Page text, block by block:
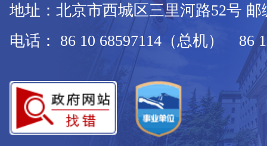
地址：北京市西城区三里河路52号 邮
电话： 86 10 68597114（总机） 86